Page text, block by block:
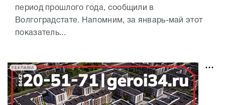
период прошлого года, сообщили в
Волгоградстате. Напомним, за январь-май этот
показатель...
РЕКЛАМА